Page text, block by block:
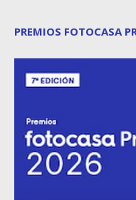
PREMIOS FOTOCASA